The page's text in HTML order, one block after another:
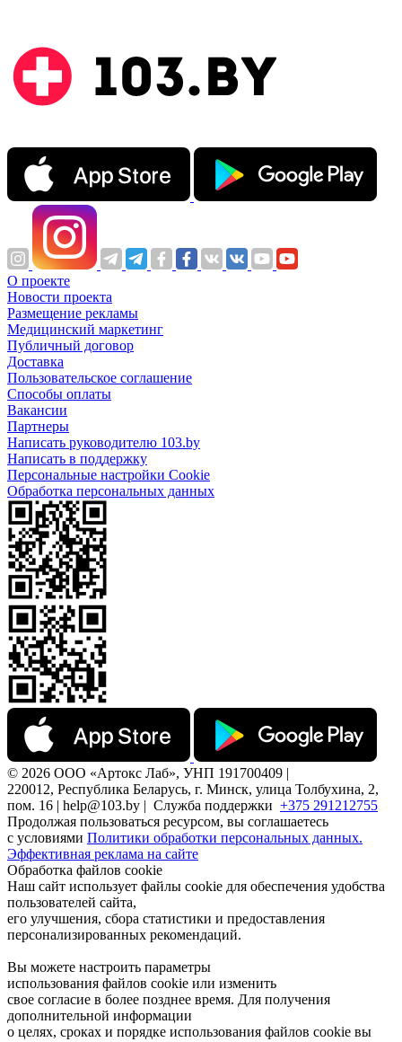
О проекте
Новости проекта
Размещение рекламы
Медицинский маркетинг
Публичный договор
Доставка
Пользовательское соглашение
Способы оплаты
Вакансии
Партнеры
Написать руководителю 103.by
Написать в поддержку
Персональные настройки Cookie
Обработка персональных данных
© 2026 ООО «Артокс Лаб», УНП 191700409 |
220012, Республика Беларусь, г. Минск, улица Толбухина, 2,
пом. 16 | help@103.by | Служба поддержки +375 291212755
Продолжая пользоваться ресурсом, вы соглашаетесь
с условиями Политики обработки персональных данных.
Эффективная реклама на сайте
Обработка файлов cookie
Наш сайт использует файлы cookie для обеспечения удобства
пользователей сайта,
его улучшения, сбора статистики и предоставления
персонализированных рекомендаций.
Вы можете настроить параметры
использования файлов cookie или изменить
свое согласие в более позднее время. Для получения
дополнительной информации
о целях, сроках и порядке использования файлов cookie вы